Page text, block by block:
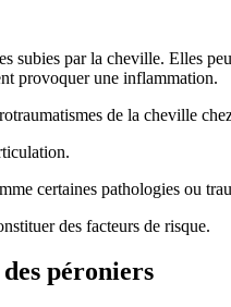
par la cheville. Elles
provoquer une inflammation.
de la cheville
certaines pathologies ou
des facteurs de risque.
péroniers